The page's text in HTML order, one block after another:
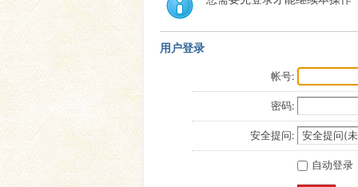
用户登录
帐号:
密码:
安全提问:
自动登录